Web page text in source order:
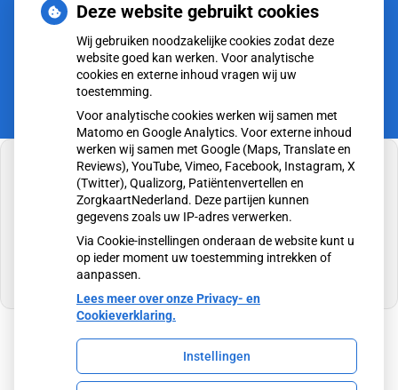
revalidatieartsen niet meer
U heeft geen toestemming gegeven voor
externe inhouddie nodig is om dit te zien.
Cookie-instellingen wijzigen
Uw Zorg Online|Beheer
Deze website gebruikt cookies
Wij gebruiken noodzakelijke cookies zodat deze
website goed kan werken. Voor analytische
cookies en externe inhoud vragen wij uw
toestemming.
Voor analytische cookies werken wij samen met
Matomo en Google Analytics. Voor externe inhoud
werken wij samen met Google (Maps, Translate en
Reviews), YouTube, Vimeo, Facebook, Instagram, X
(Twitter), Qualizorg, Patiëntenvertellen en
ZorgkaartNederland. Deze partijen kunnen
gegevens zoals uw IP-adres verwerken.
Via Cookie-instellingen onderaan de website kunt u
op ieder moment uw toestemming intrekken of
aanpassen.
Lees meer over onze Privacy- en
Cookieverklaring.
Instellingen